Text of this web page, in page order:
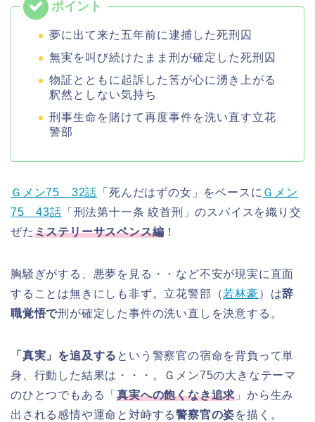
夢に出て来た五年前に逮捕した死刑囚
無実を叫び続けたまま刑が確定した死刑囚
物証とともに起訴した筈が心に湧き上がる
釈然としない気持ち
刑事生命を賭けて再度事件を洗い直す立花
警部
Ｇメン75 32話 「死んだはずの女」をベースに Ｇメン
75 43話 「刑法第十一条 絞首刑」のスパイスを織り交
ぜたミステリーサスペンス編 ！
胸騒ぎがする、悪夢を見る・・など不安が現実に直面
することは無きにしも非ず。立花警部（若林豪 ）は辞
職覚悟で刑が確定した事件の洗い直しを決意する。
「真実」を追及する という警察官の宿命を背負って単
身、行動した結果は・・・。Ｇメン75の大きなテーマ
のひとつでもある「真実への飽くなき追求 」から生み
出される感情や運命と対峙する警察官の姿を描く。